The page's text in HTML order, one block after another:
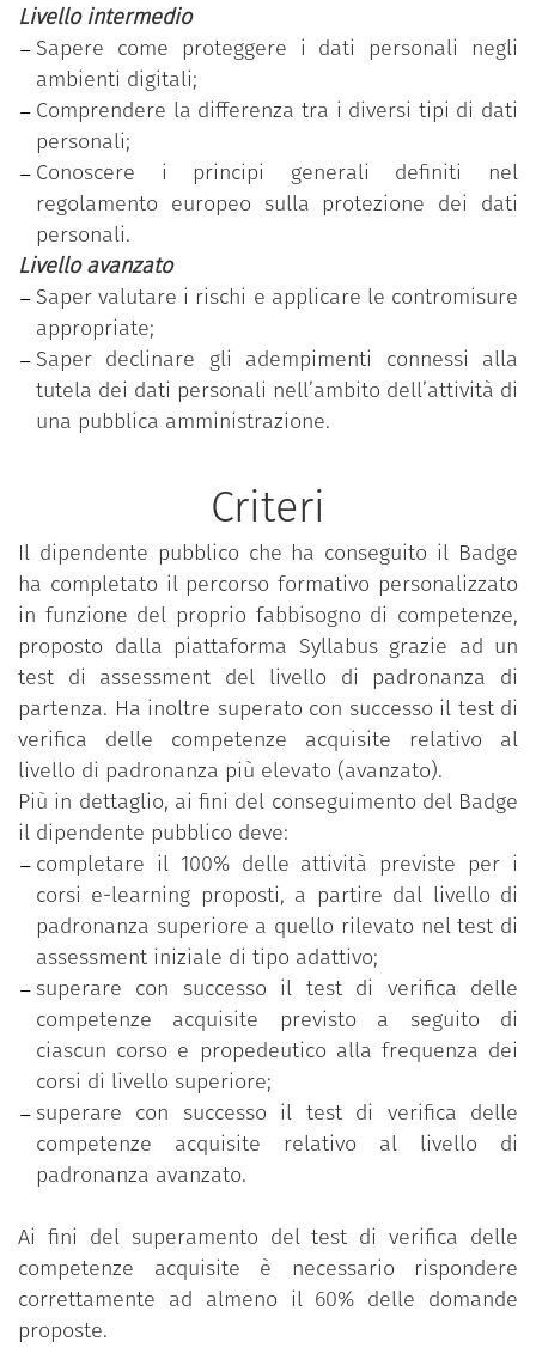
Il dipendente pubblico che ha conseguito il Badge
ha partecipato al percorso formativo personalizzato
in funzione della rilevazione dell’effettivo
fabbisogno di competenze individuale ed ha
superato con successo il test di verifica delle
competenze acquisite, relativo al livello di
padronanza più elevato (avanzato).
Livello intermedio
Sapere come proteggere i dati personali negli
ambienti digitali;
Comprendere la differenza tra i diversi tipi di dati
personali;
Conoscere i principi generali definiti nel
regolamento europeo sulla protezione dei dati
personali.
Livello avanzato
Saper valutare i rischi e applicare le contromisure
appropriate;
Saper declinare gli adempimenti connessi alla
tutela dei dati personali nell’ambito dell’attività di
una pubblica amministrazione.
Criteri
Il dipendente pubblico che ha conseguito il Badge
ha completato il percorso formativo personalizzato
in funzione del proprio fabbisogno di competenze,
proposto dalla piattaforma Syllabus grazie ad un
test di assessment del livello di padronanza di
partenza. Ha inoltre superato con successo il test di
verifica delle competenze acquisite relativo al
livello di padronanza più elevato (avanzato).
Più in dettaglio, ai fini del conseguimento del Badge
il dipendente pubblico deve:
completare il 100% delle attività previste per i
corsi e-learning proposti, a partire dal livello di
padronanza superiore a quello rilevato nel test di
assessment iniziale di tipo adattivo;
superare con successo il test di verifica delle
competenze acquisite previsto a seguito di
ciascun corso e propedeutico alla frequenza dei
corsi di livello superiore;
superare con successo il test di verifica delle
competenze acquisite relativo al livello di
padronanza avanzato.
Ai fini del superamento del test di verifica delle
competenze acquisite è necessario rispondere
correttamente ad almeno il 60% delle domande
proposte.